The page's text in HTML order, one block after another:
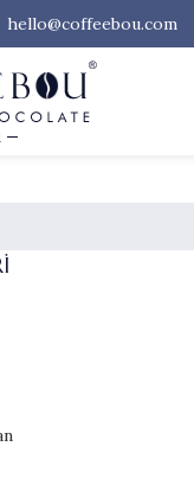
hello@coffeebou.com